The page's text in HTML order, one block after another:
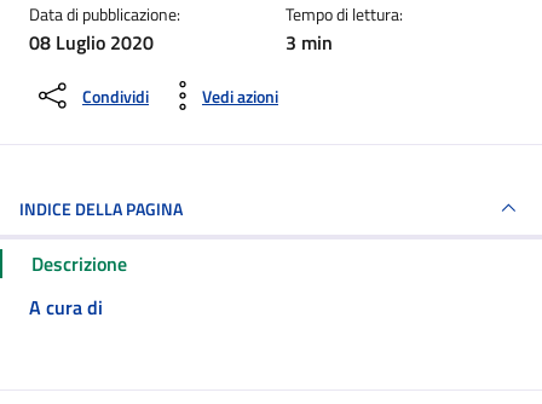
Data di pubblicazione:
08 Luglio 2020
Tempo di lettura:
3 min
Condividi Vedi azioni
INDICE DELLA PAGINA
Descrizione
A cura di